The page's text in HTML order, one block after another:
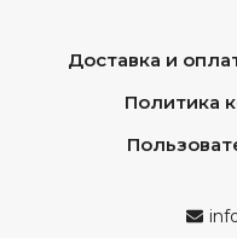
Доставка и
Политика